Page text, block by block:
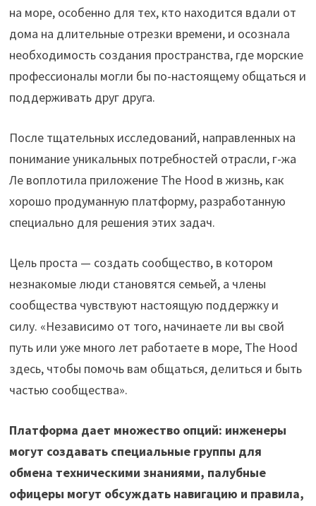
на море, особенно для тех, кто находится вдали от
дома на длительные отрезки времени, и осознала
необходимость создания пространства, где морские
профессионалы могли бы по-настоящему общаться и
поддерживать друг друга.
После тщательных исследований, направленных на
понимание уникальных потребностей отрасли, г-жа
Ле воплотила приложение The Hood в жизнь, как
хорошо продуманную платформу, разработанную
специально для решения этих задач.
Цель проста — создать сообщество, в котором
незнакомые люди становятся семьей, а члены
сообщества чувствуют настоящую поддержку и
силу. «Независимо от того, начинаете ли вы свой
путь или уже много лет работаете в море, The Hood
здесь, чтобы помочь вам общаться, делиться и быть
частью сообщества».
Платформа дает множество опций: инженеры
могут создавать специальные группы для
обмена техническими знаниями, палубные
офицеры могут обсуждать навигацию и правила,